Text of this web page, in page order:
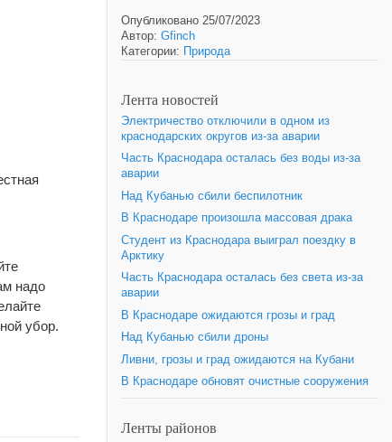
надо
убор.
Опубликовано 25/07/2023
Автор: Gfinch
Категории:
Природа
Лента новостей
Электричество отключили в одном из
краснодарских округов из-за аварии
Часть Краснодара осталась без воды из-за
аварии
Над Кубанью сбили беспилотник
В Краснодаре произошла массовая драка
Студент из Краснодара выиграл поездку в
Арктику
Часть Краснодара осталась без света из-за
аварии
В Краснодаре ожидаются грозы и град
Над Кубанью сбили дроны
Ливни, грозы и град ожидаются на Кубани
В Краснодаре обновят очистные сооружения
Ленты районов